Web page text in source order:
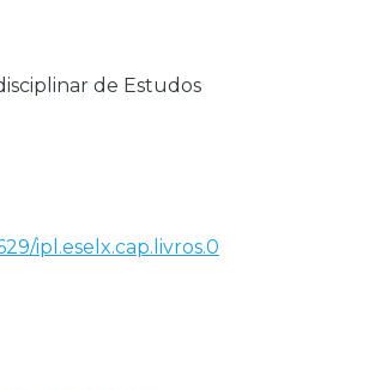
de Estudos
ipl.eselx.cap.livros.0